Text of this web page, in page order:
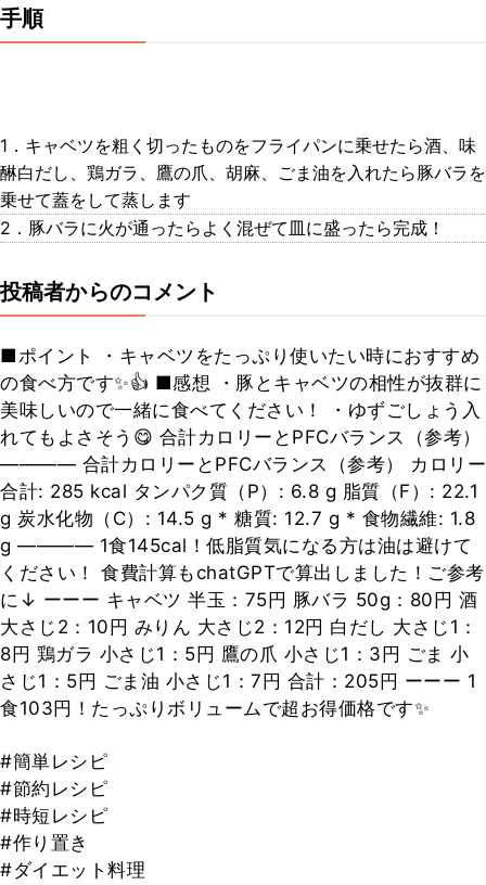
手順
1．キャベツを粗く切ったものをフライパンに乗せたら酒、味
醂白だし、鶏ガラ、鷹の爪、胡麻、ごま油を入れたら豚バラを
乗せて蓋をして蒸します
2．豚バラに火が通ったらよく混ぜて皿に盛ったら完成！
投稿者からのコメント
■ポイント ・キャベツをたっぷり使いたい時におすすめ
の食べ方です✨👍 ■感想 ・豚とキャベツの相性が抜群に
美味しいので一緒に食べてください！ ・ゆずごしょう入
れてもよさそう😋 合計カロリーとPFCバランス（参考）
―――― 合計カロリーとPFCバランス（参考） カロリー
合計: 285 kcal タンパク質（P）: 6.8 g 脂質（F）: 22.1
g 炭水化物（C）: 14.5 g * 糖質: 12.7 g * 食物繊維: 1.8
g ―――― 1食145cal！低脂質気になる方は油は避けて
ください！ 食費計算もchatGPTで算出しました！ご参考
に↓ ーーー キャベツ 半玉：75円 豚バラ 50g：80円 酒
大さじ2：10円 みりん 大さじ2：12円 白だし 大さじ1：
8円 鶏ガラ 小さじ1：5円 鷹の爪 小さじ1：3円 ごま 小
さじ1：5円 ごま油 小さじ1：7円 合計：205円 ーーー 1
食103円！たっぷりボリュームで超お得価格です✨
#簡単レシピ
#節約レシピ
#時短レシピ
#作り置き
#ダイエット料理